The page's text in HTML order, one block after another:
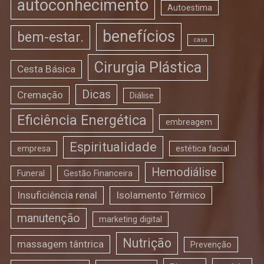
autoconhecimento Autoestima
bem-estar. benefícios casa
Cesta Básica Cirurgia Plástica
Cremação Dicas Diálise
Eficiência Energética embreagem
empresa Espiritualidade estética facial
Funeral Gestão Financeira Hemodiálise
Insuficiência renal Isolamento Térmico
manutenção marketing digital
massagem tântrica Nutrição Prevenção